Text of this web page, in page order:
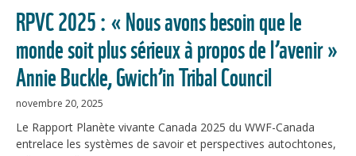
RPVC 2025 : « Nous avons besoin que le
monde soit plus sérieux à propos de l’avenir »
Annie Buckle, Gwich’in Tribal Council
novembre 20, 2025
Le Rapport Planète vivante Canada 2025 du WWF-Canada
entrelace les systèmes de savoir et perspectives autochtones,